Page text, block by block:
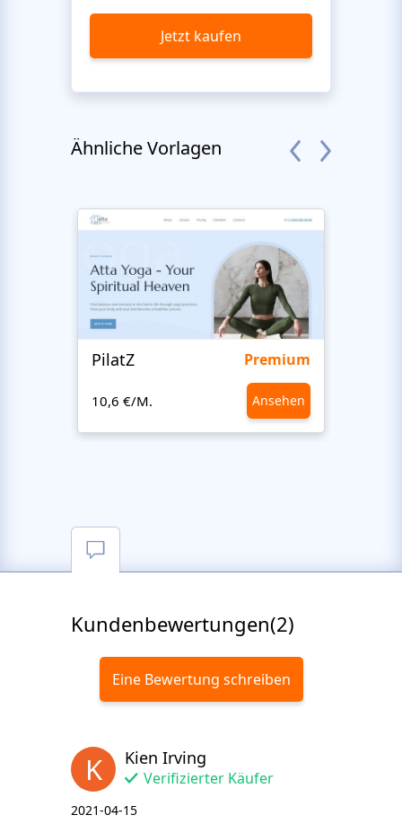
Jetzt kaufen
Ähnliche Vorlagen
PilatZ Premium
10,6 €/M. Ansehen
Kundenbewertungen(2)
Eine Bewertung schreiben
K Kien Irving
Verifizierter Käufer
2021-04-15